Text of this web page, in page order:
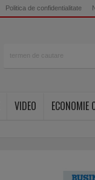
Politica de confidentialitate
VIDEO
ECONOMIE